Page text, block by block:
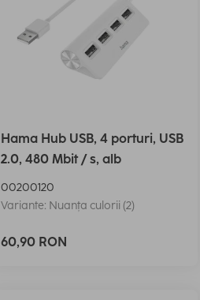
Hama Hub USB, 4 porturi, USB
2.0, 480 Mbit / s, alb
00200120
Variante: Nuanța culorii (2)
60,90 RON